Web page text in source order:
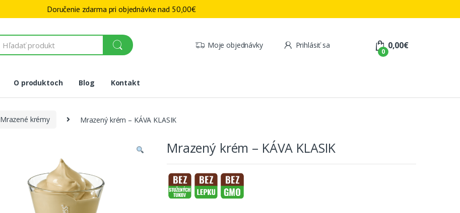
Moje objednávky Prihlásiť sa
0
0,00€
O produktoch Blog Kontakt
Mrazené krémy Mrazený krém – KÁVA KLASIK
Mrazený krém – KÁVA KLASIK
Doručenie zdarma pri objednávke nad 50,00€